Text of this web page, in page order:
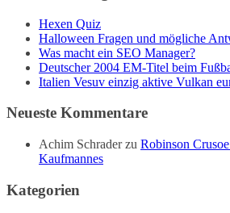
Hexen Quiz
Halloween Fragen und mögliche
Was macht ein SEO Manager?
Deutscher 2004 EM-Titel beim
Italien Vesuv einzig aktive Vulkan
Neueste Kommentare
Achim Schraderzu Robinson
Kaufmannes
Kategorien